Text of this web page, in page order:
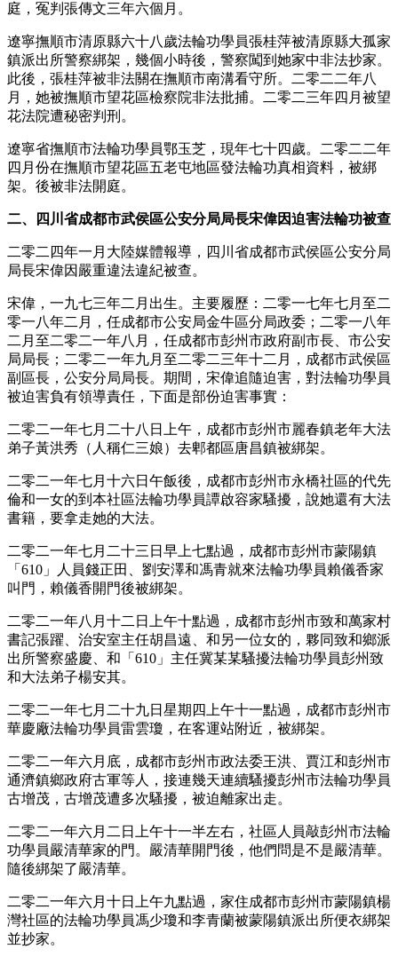
庭，冤判張傳文三年六個月。
遼寧撫順市清原縣六十八歲法輪功學員張桂萍被清原縣大孤家
鎮派出所警察綁架，幾個小時後，警察闖到她家中非法抄家。
此後，張桂萍被非法關在撫順市南溝看守所。二零二二年八
月，她被撫順市望花區檢察院非法批捕。二零二三年四月被望
花法院遭秘密判刑。
遼寧省撫順市法輪功學員鄂玉芝，現年七十四歲。二零二二年
四月份在撫順市望花區五老屯地區發法輪功真相資料，被綁
架。後被非法開庭。
二、四川省成都市武侯區公安分局局長宋偉因迫害法輪功被查
二零二四年一月大陸媒體報導，四川省成都市武侯區公安分局
局長宋偉因嚴重違法違紀被查。
宋偉，一九七三年二月出生。主要履歷：二零一七年七月至二
零一八年二月，任成都市公安局金牛區分局政委；二零一八年
二月至二零二一年八月，任成都市彭州市政府副市長、市公安
局局長；二零二一年九月至二零二三年十二月，成都市武侯區
副區長，公安分局局長。期間，宋偉追隨迫害，對法輪功學員
被迫害負有領導責任，下面是部份迫害事實：
二零二一年七月二十八日上午，成都市彭州市麗春鎮老年大法
弟子黃洪秀（人稱仁三娘）去郫都區唐昌鎮被綁架。
二零二一年七月十六日午飯後，成都市彭州市永橋社區的代先
倫和一女的到本社區法輪功學員譚啟容家騷擾，說她還有大法
書籍，要拿走她的大法。
二零二一年七月二十三日早上七點過，成都市彭州市蒙陽鎮
「610」人員錢正田、劉安澤和馮青就來法輪功學員賴儀香家
叫門，賴儀香開門後被綁架。
二零二一年八月十二日上午十點過，成都市彭州市致和萬家村
書記張躍、治安室主任胡昌遠、和另一位女的，夥同致和鄉派
出所警察盛慶、和「610」主任冀某某騷擾法輪功學員彭州致
和大法弟子楊安其。
二零二一年七月二十九日星期四上午十一點過，成都市彭州市
華慶廠法輪功學員雷雲瓊，在客運站附近，被綁架。
二零二一年六月底，成都市彭州市政法委王洪、賈江和彭州市
通濟鎮鄉政府古軍等人，接連幾天連續騷擾彭州市法輪功學員
古增茂，古增茂遭多次騷擾，被迫離家出走。
二零二一年六月二日上午十一半左右，社區人員敲彭州市法輪
功學員嚴清華家的門。嚴清華開門後，他們問是不是嚴清華。
隨後綁架了嚴清華。
二零二一年六月十日上午九點過，家住成都市彭州市蒙陽鎮楊
灣社區的法輪功學員馮少瓊和李青蘭被蒙陽鎮派出所便衣綁架
並抄家。